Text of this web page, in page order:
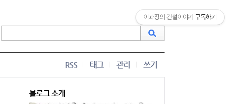
RSS 태그 관리 쓰기
블로그 소개
이과장의 건설이야기 구독하기